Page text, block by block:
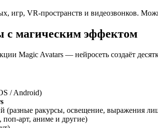
игр, VR-пространств и видеозвонков.
с магическим эффектом
Magic Avatars — нейросеть создаёт
/ Android)
(разные ракурсы, освещение, выражения
поп-арт, аниме и другие)